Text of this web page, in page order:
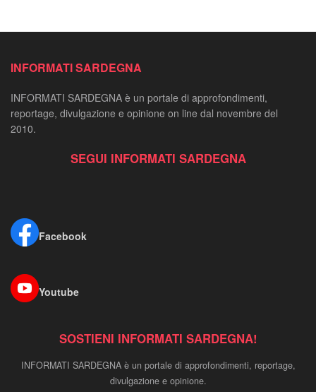
INFORMATI SARDEGNA
INFORMATI SARDEGNA è un portale di approfondimenti,
reportage, divulgazione e opinione on line dal novembre del
2010.
SEGUI INFORMATI SARDEGNA
Facebook
Youtube
SOSTIENI INFORMATI SARDEGNA!
INFORMATI SARDEGNA è un portale di approfondimenti, reportage,
divulgazione e opinione.